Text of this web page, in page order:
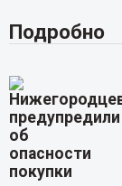
Подробно